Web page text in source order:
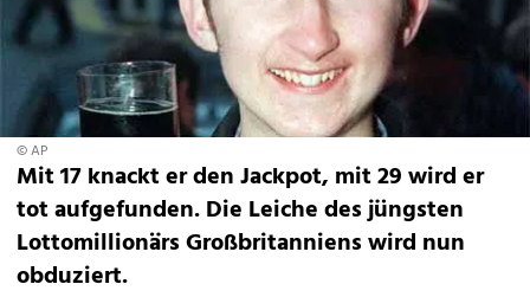
© AP
Mit 17 knackt er den Jackpot, mit 29 wird er
tot aufgefunden. Die Leiche des jüngsten
Lottomillionärs Großbritanniens wird nun
obduziert.